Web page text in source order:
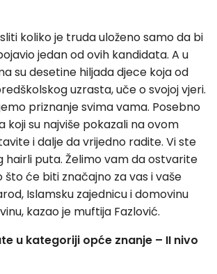
koliko je truda uloženo samo da bi
jedan od ovih kandidata. A u
su desetine hiljada djece koja od
uzrasta, uče o svojoj vjeri.
priznanje svima vama. Posebno
su najviše pokazali na ovom
i dalje da vrijedno radite. Vi ste
hairli puta. Želimo vam da ostvarite
što će biti značajno za vas i vaše
Islamsku zajednicu i domovinu
kazao je muftija Fazlović.
u kategoriji opće znanje – II nivo